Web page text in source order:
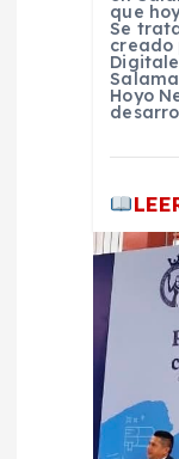
que
Se
creado
Hoyo